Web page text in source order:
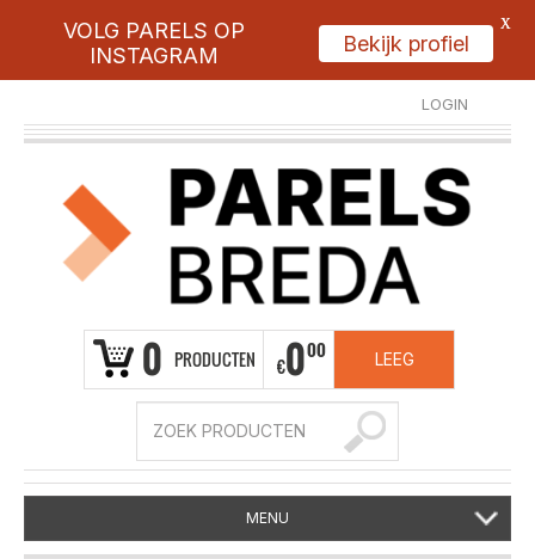
LOGIN
REGISTREER
0 PRODUCTEN €000 LEEG
MENU
VOLG PARELS OP
INSTAGRAM
Bekijk profiel
X